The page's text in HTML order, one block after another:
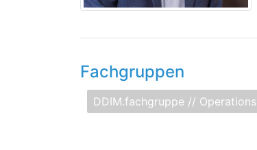
Fachgruppen
DDIM.fachgruppe // Operations